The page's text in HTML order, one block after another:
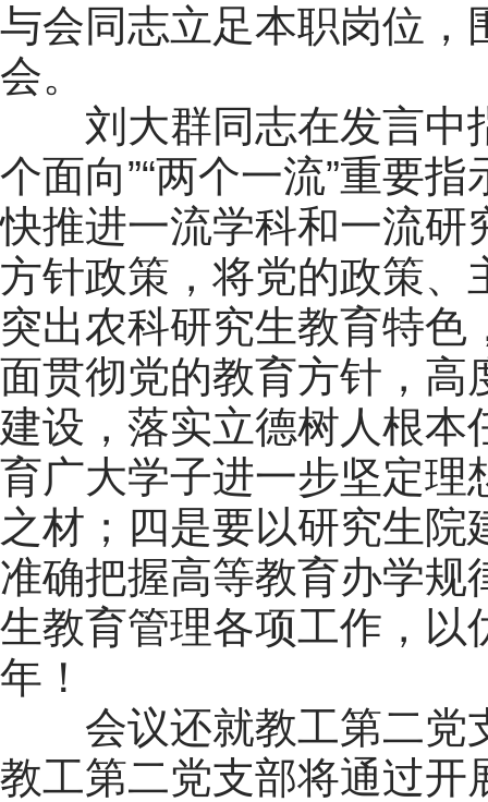
与会同志立足本职岗位，
会。
刘大群同志在发言中指
个面向”“两个一流”重要
快推进一流学科和一流研
方针政策，将党的政策、
突出农科研究生教育特色
面贯彻党的教育方针，高
建设，落实立德树人根本
育广大学子进一步坚定理
之材；四是要以研究生
准确把握高等教育办学规
生教育管理各项工作，以
年！
会议还就教工第二党
教工第二党支部将通过开